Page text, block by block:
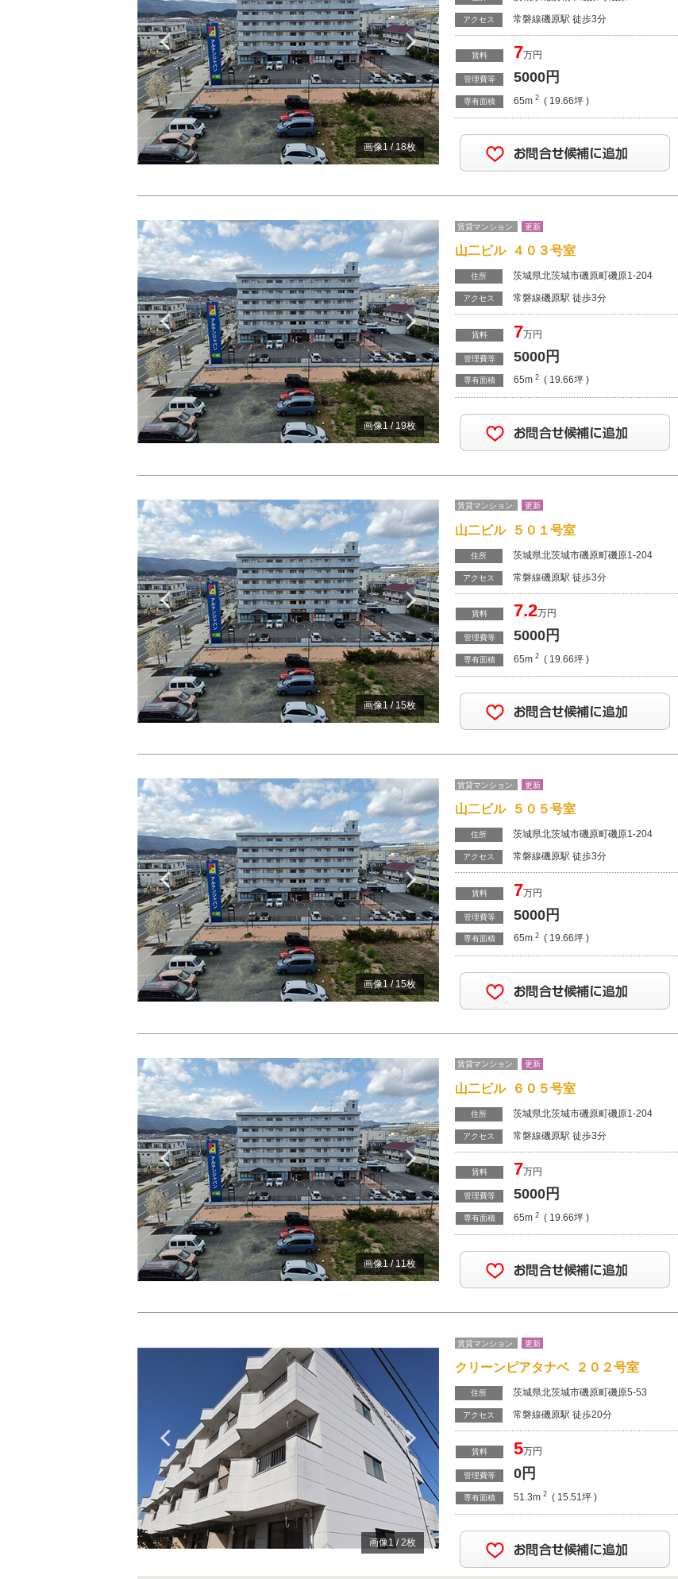
Previous
画像1/18枚
Next
アクセス 常磐線磯原駅 徒歩3分
賃料 7万円
管理費等 5000 円
専有面積 65m2 ( 19.66坪 )
Previous
画像1/19枚
Next
賃貸マンション 更新
山二ビル ４０３号室
住所 茨城県北茨城市磯原町磯原1-204
アクセス 常磐線磯原駅 徒歩3分
賃料 7万円
管理費等 5000 円
専有面積 65m2 ( 19.66坪 )
Previous
画像1/15枚
Next
賃貸マンション 更新
山二ビル ５０１号室
住所 茨城県北茨城市磯原町磯原1-204
アクセス 常磐線磯原駅 徒歩3分
賃料 7.2万円
管理費等 5000 円
専有面積 65m2 ( 19.66坪 )
Previous
画像1/15枚
Next
賃貸マンション 更新
山二ビル ５０５号室
住所 茨城県北茨城市磯原町磯原1-204
アクセス 常磐線磯原駅 徒歩3分
賃料 7万円
管理費等 5000 円
専有面積 65m2 ( 19.66坪 )
Previous
画像1/11枚
Next
賃貸マンション 更新
山二ビル ６０５号室
住所 茨城県北茨城市磯原町磯原1-204
アクセス 常磐線磯原駅 徒歩3分
賃料 7万円
管理費等 5000 円
専有面積 65m2 ( 19.66坪 )
Previous
画像1 /2枚
Next
賃貸マンション 更新
クリーンピアタナベ ２０２号室
住所 茨城県北茨城市磯原町磯原5-53
アクセス 常磐線磯原駅 徒歩20分
賃料 5万円
管理費等 0 円
専有面積 51.3m2 ( 15.51坪 )